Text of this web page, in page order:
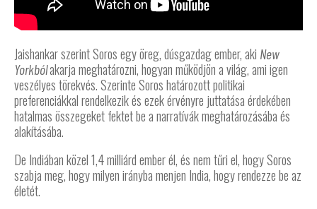
Jaishankar szerint Soros egy öreg, dúsgazdag ember, aki New
Yorkbólakarja meghatározni, hogyan működjön a világ, ami igen
veszélyes törekvés. Szerinte Soros határozott politikai
preferenciákkal rendelkezik és ezek érvényre juttatása érdekében
hatalmas összegeket fektet be a narratívák meghatározásába és
alakításába.
De Indiában közel 1,4 milliárd ember él, és nem tűri el, hogy Soros
szabja meg, hogy milyen irányba menjen India, hogy rendezze be az
életét.